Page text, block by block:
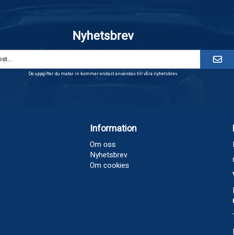
Nyhetsbrev
De uppgifter du matar in kommer endast användas till våra nyhetsbrev.
Information
Om oss
Nyhetsbrev
Om cookies